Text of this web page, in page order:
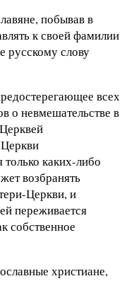
побывав в
к своей фамилии
русскому слову
всех
о невмешательстве в
каких-либо
возбранять
Церкви, и
переживается
собственное
христиане,